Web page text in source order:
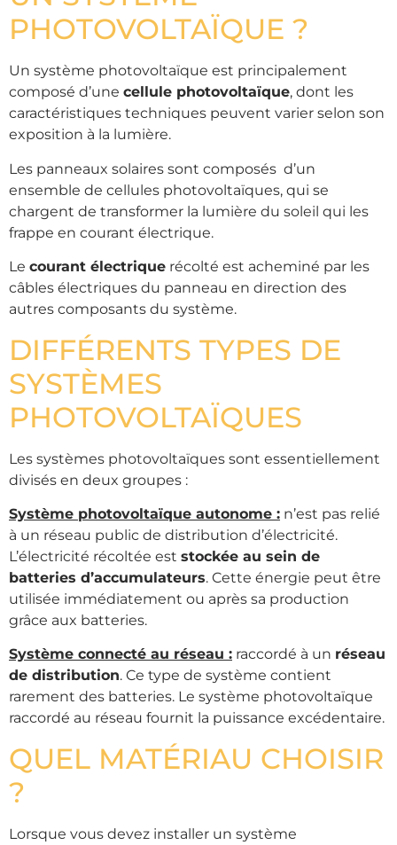
PHOTOVOLTAÏQUE ?
Un système photovoltaïque est principalement
composé d’une cellule photovoltaïque, dont les
caractéristiques techniques peuvent varier selon son
exposition à la lumière.
Les panneaux solaires sont composés d’un
ensemble de cellules photovoltaïques, qui se
chargent de transformer la lumière du soleil qui les
frappe en courant électrique.
Le courant électrique récolté est acheminé par les
câbles électriques du panneau en direction des
autres composants du système.
DIFFÉRENTS TYPES DE
SYSTÈMES
PHOTOVOLTAÏQUES
Les systèmes photovoltaïques sont essentiellement
divisés en deux groupes :
Système photovoltaïque autonome : n’est pas relié
à un réseau public de distribution d’électricité.
L’électricité récoltée est stockée au sein de
batteries d’accumulateurs. Cette énergie peut être
utilisée immédiatement ou après sa production
grâce aux batteries.
Système connecté au réseau : raccordé à un réseau
de distribution. Ce type de système contient
rarement des batteries. Le système photovoltaïque
raccordé au réseau fournit la puissance excédentaire.
QUEL MATÉRIAU CHOISIR
?
Lorsque vous devez installer un système